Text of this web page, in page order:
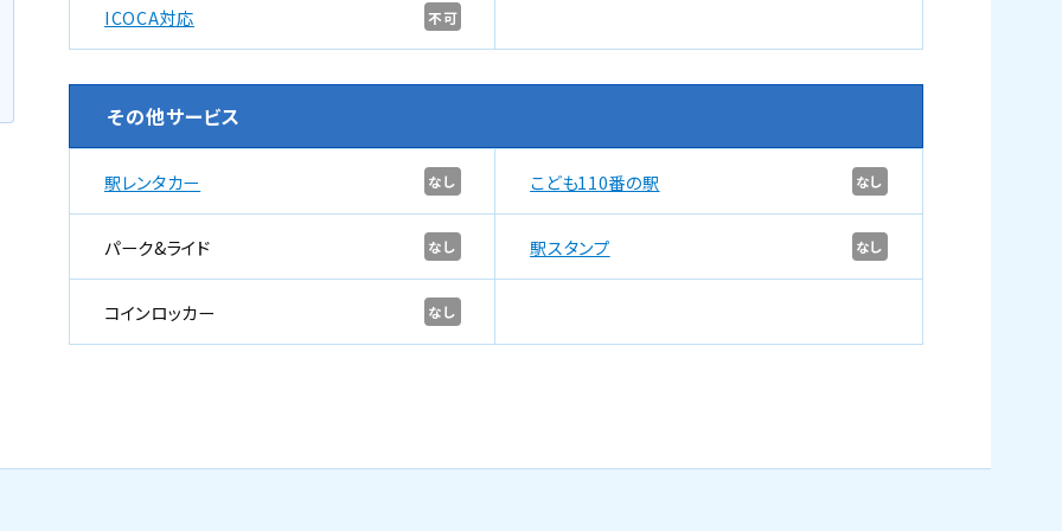
ICOCA対応 不可
その他サービス
駅レンタカー なし こども110番の駅 なし
パーク&ライド なし 駅スタンプ なし
コインロッカー なし